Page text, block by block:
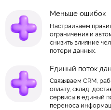
Меньше ошибок
Настраиваем
ограничения и
снизить влияние
потери данных.
Единый поток
Связываем CRM,
оплату, склад,
сервисы в единый
переноса